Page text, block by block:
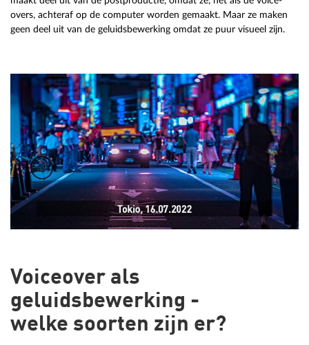
overs, achteraf op de computer worden gemaakt. Maar ze maken
geen deel uit van de geluidsbewerking omdat ze puur visueel zijn.
Voiceover als
geluidsbewerking -
welke soorten zijn er?